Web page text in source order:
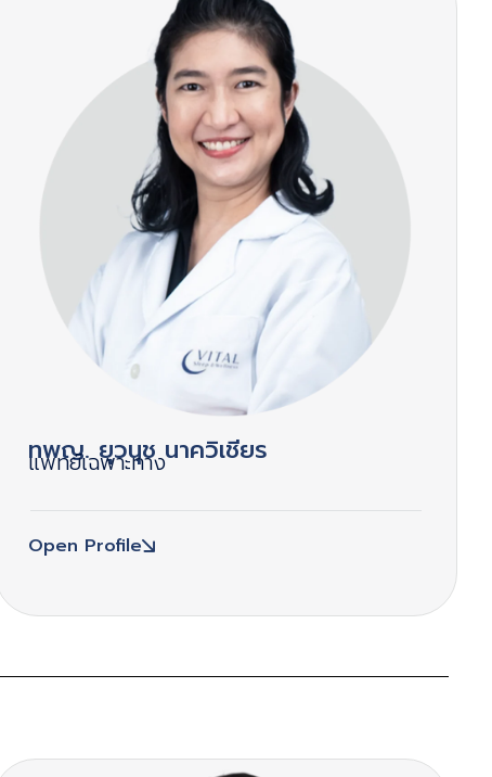
ทพญ. ยุวนุช นาควิเชียร
แพทย์เฉพาะทาง
Open Profile